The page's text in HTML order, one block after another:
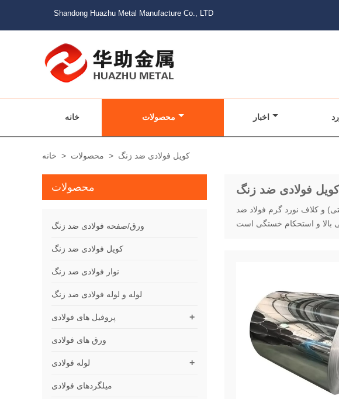
Shandong Huazhu Metal Manufacture Co., LTD
خانه محصولات اخبار
خانه > محصولات > کویل فولادی ضد زنگ
کویل فولادی ضد زنگ
و کلاف نورد گرم فولاد ضد
محصولات
ورق/صفحه فولادی ضد زنگ
کویل فولادی ضد زنگ
نوار فولادی ضد زنگ
لوله و لوله فولادی ضد زنگ
+ پروفیل های فولادی
ورق های فولادی
+ لوله فولادی
میلگردهای فولادی